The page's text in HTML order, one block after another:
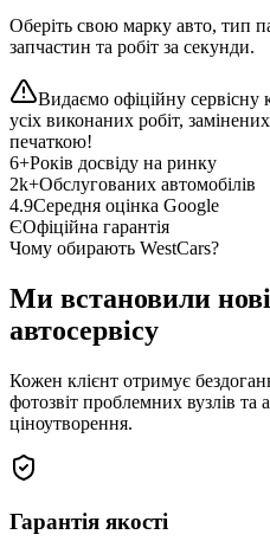
Оберіть свою марку авто, тип
запчастин та робіт за секунди.
Видаємо офіційну сервісну
усіх виконаних робіт,
печаткою!
6+Років досвіду на ринку
2k+Обслугованих автомобілів
4.9Середня оцінка Google
ЄОфіційна гарантія
Чому обирають WestCars?
Ми встановили
автосервісу
Кожен клієнт отримує
фотозвіт проблемних вузлів та
ціноутворення.
Гарантія якості